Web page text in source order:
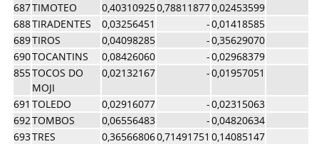
687TIMOTEO 0,403109250,788118770,02453599
688TIRADENTES 0,03256451 -0,01418585
689TIROS 0,04098285 -0,35629070
690TOCANTINS 0,08426060 -0,02968379
855TOCOS DO
MOJI
0,02132167 -0,01957051
691 TOLEDO 0,02916077 -0,02315063
692TOMBOS 0,06556483 -0,04820634
693TRES
0,365668060,71491751 0,14085147